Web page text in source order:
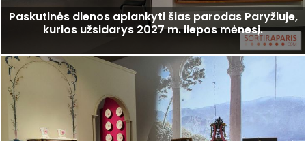
Paskutinės dienos aplankyti šias parodas Paryžiuje,
kurios užsidarys 2027 m. liepos mėnesį.